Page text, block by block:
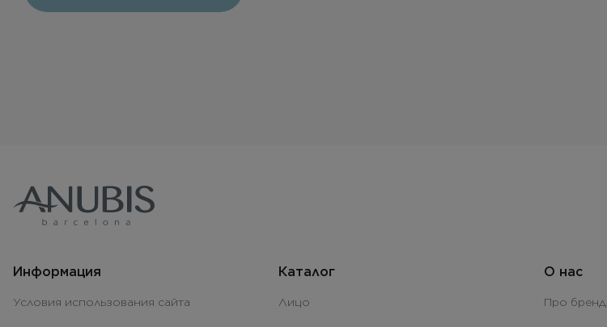
Информация
Условия использования сайта
Каталог
Лицо
О нас
Про бренд